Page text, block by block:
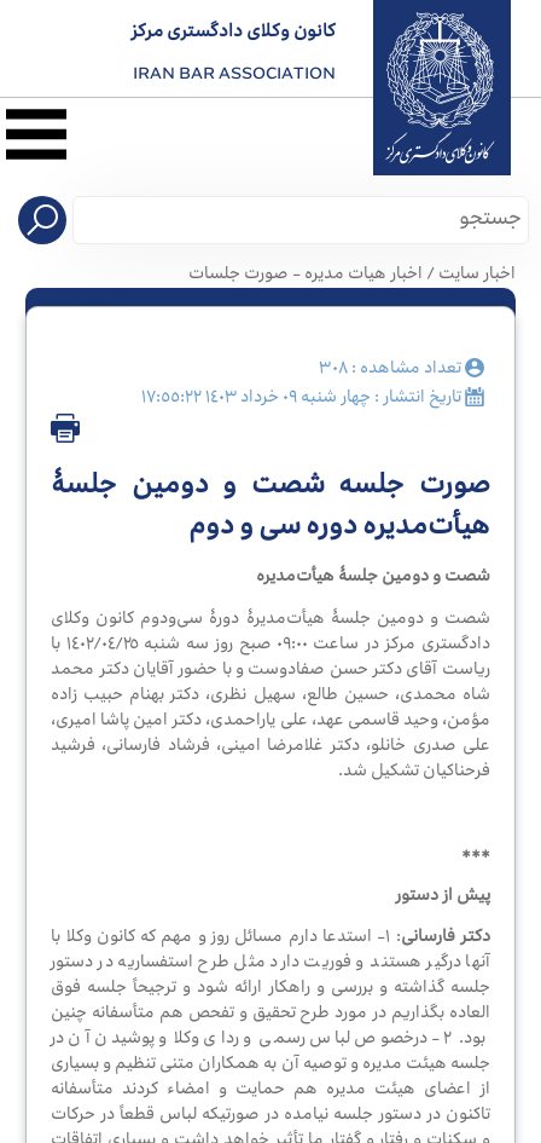
کانون وکلای دادگستری مرکز
IRAN BAR ASSOCIATION
اخبار سایت / اخبار هیات مدیره - صورت جلسات
تعداد مشاهده : ٣٠٨
تاریخ انتشار : چهار شنبه ٠٩ خرداد ١٤٠٣ ١٧:٥٥:٢٢
صورت جلسه شصت و دومین جلسۀ
هیأت‌مدیره دوره سی و دوم
شصتو دومینجلسۀ هیأت‌مدیره
شصت و دومین جلسۀ هیأت‌مدیرۀ دورۀ سی‌ودوم کانون وکلای
دادگستری مرکز در ساعت ٠٩:٠٠ صبح روز سه شنبه ١٤٠٢/٠٤/٢٥ با
ریاست آقای دکتر حسن صفادوست و با حضور آقایان دکتر محمد
شاه محمدی، حسین طالع، سهیل نظری، دکتر بهنام حبیب زاده
مؤمن، وحید قاسمی عهد، علی یاراحمدی، دکتر امین پاشا امیری،
علی صدری خانلو، دکتر غلامرضا امینی، فرشاد فارسانی، فرشید
فرحناکیان تشکیل شد.
***
پیش از دستور
دکتر فارسانی
: ١- استدعا دارم مسائل روز و مهم که کانون وکلا با
آنها درگیر هستند و فوریت دارد مثل طرح استفساریه در دستور
جلسه گذاشته و بررسی و راهکار ارائه شود و ترجیحاً جلسه فوق
العاده بگذاریم در مورد طرح تحقیق و تفحص هم متأسفانه چنین
بود. ٢- درخصوص لباس رسمی و ردای وکلا و پوشیدن آن در
جلسه هیئت مدیره و توصیه آن به همکاران متنی تنظیم و بسیاری
از اعضای هیئت مدیره هم حمایت و امضاء کردند متأسفانه
تاکنون در دستور جلسه نیامده در صورتیکه لباس قطعاً در حرکات
نخست
معرفی
کانون
صدور
داوری
جستجوی
وکیل
مقررات
خدمات
الکترونیک
رسانه